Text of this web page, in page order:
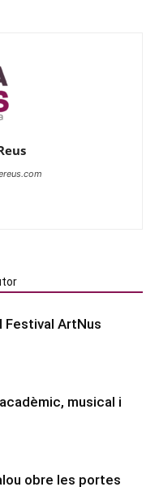
Festival ArtNus
musical i
obre les portes